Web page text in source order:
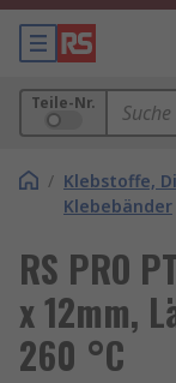
Teile-Nr.
/ Klebstoffe,
Klebebänder
RS PRO
x 12mm,
260 °C